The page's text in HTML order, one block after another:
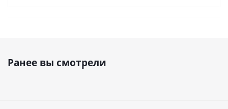
Ранее вы смотрели